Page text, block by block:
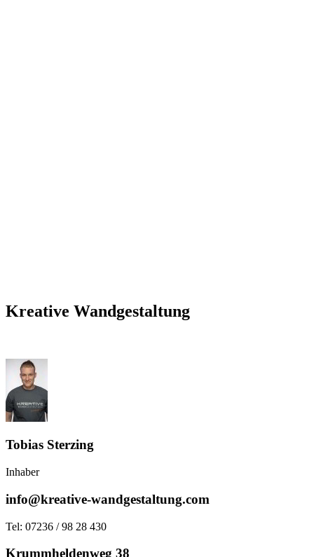
Kreative Wandgestaltung
Tobias Sterzing
Inhaber
info@kreative-wandgestaltung.com
Tel: 07236 / 98 28 430
Krummheldenweg 38